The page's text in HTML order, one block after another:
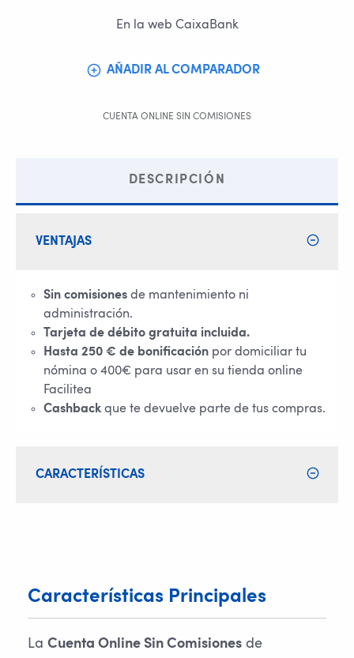
En la web CaixaBank
AÑADIR AL COMPARADOR
CUENTA ONLINE SIN COMISIONES
DESCRIPCIÓN
VENTAJAS
Sin comisiones de mantenimiento ni
administración.
Tarjeta de débito gratuita incluida.
Hasta 250 € de bonificación por domiciliar tu
nómina o 400€ para usar en su tienda online
Facilitea
Cashback que te devuelve parte de tus compras.
CARACTERÍSTICAS
Características Principales
La Cuenta Online Sin Comisiones de